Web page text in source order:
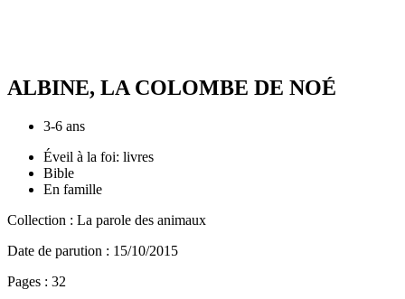
ALBINE, LA COLOMBE DE NOÉ
3-6 ans
Éveil à la foi: livres
Bible
En famille
Collection : La parole des animaux
Date de parution : 15/10/2015
Pages : 32